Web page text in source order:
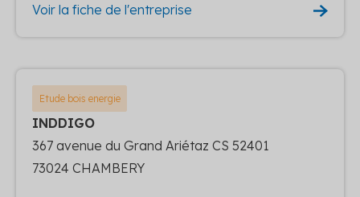
Voir la fiche de l'entreprise
Etude bois energie
INDDIGO
367 avenue du Grand Ariétaz CS 52401
73024 CHAMBERY